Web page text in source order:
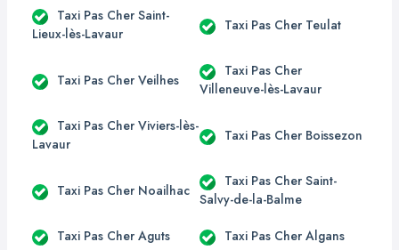
Taxi Pas Cher Saint-
Lieux-lès-Lavaur
Taxi Pas Cher Teulat
Taxi Pas Cher Veilhes
Taxi Pas Cher
Villeneuve-lès-Lavaur
Taxi Pas Cher Viviers-lès-
Lavaur
Taxi Pas Cher Boissezon
Taxi Pas Cher Noailhac
Taxi Pas Cher Saint-
Salvy-de-la-Balme
Taxi Pas Cher Aguts Taxi Pas Cher Algans